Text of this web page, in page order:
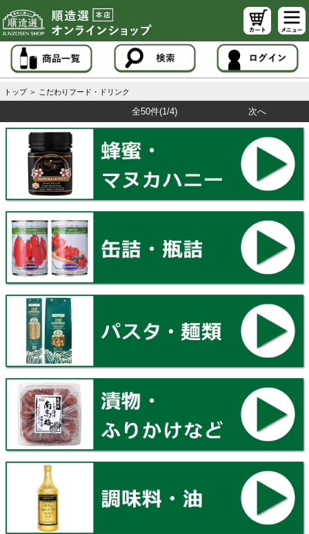
トップ ＞ こだわりフード・ドリンク
全50件(1/4) 次へ